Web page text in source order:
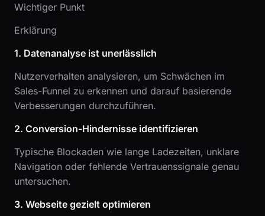
Wichtiger Punkt
Erklärung
1. Datenanalyse ist unerlässlich
Nutzerverhalten analysieren, um Schwächen im
Sales-Funnel zu erkennen und darauf basierende
Verbesserungen durchzuführen.
2. Conversion-Hindernisse identifizieren
Typische Blockaden wie lange Ladezeiten, unklare
Navigation oder fehlende Vertrauenssignale genau
untersuchen.
3. Webseite gezielt optimieren